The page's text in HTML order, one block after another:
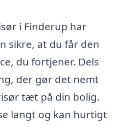
i Finderup har
sikre, at du får den
du fortjener. Dels
der gør det nemt
tæt på din bolig.
langt og kan hurtigt